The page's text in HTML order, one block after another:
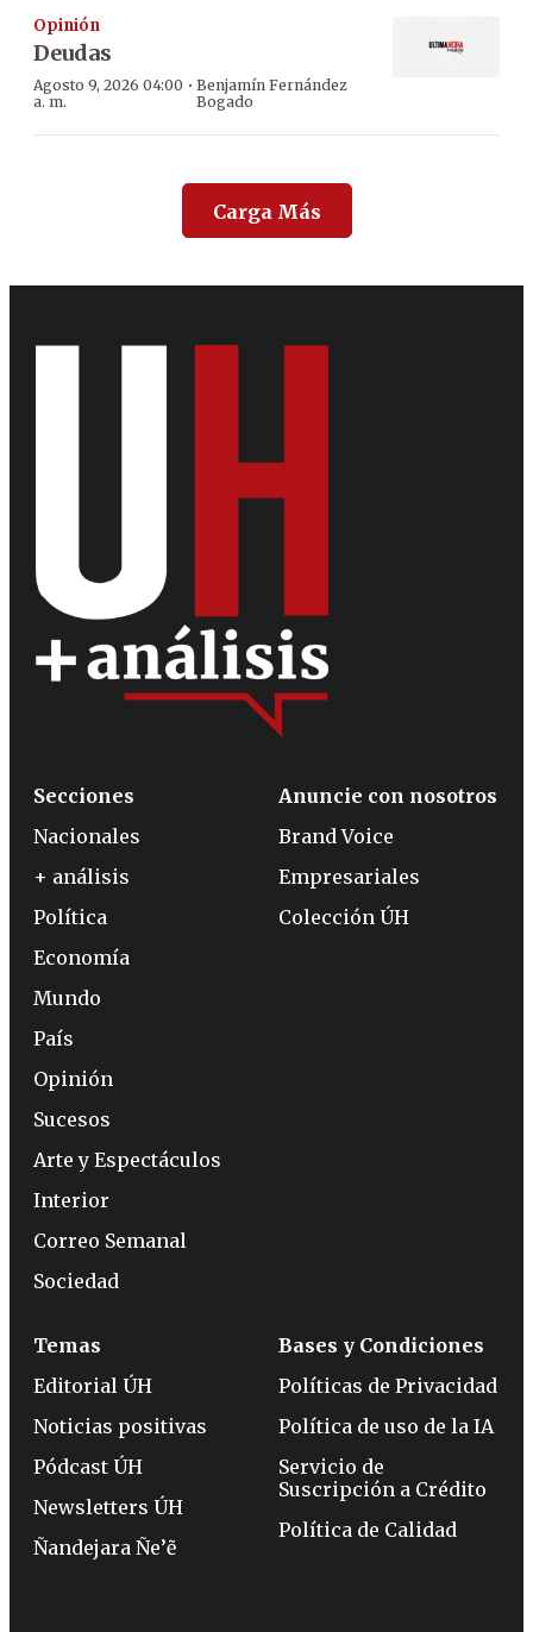
Opinión
Deudas
Agosto 9, 2026 04:00
a. m.
·Benjamín Fernández
Bogado
Carga Más
Secciones
Nacionales
+ análisis
Política
Economía
Mundo
País
Opinión
Sucesos
Arte y Espectáculos
Interior
Correo Semanal
Sociedad
Anuncie con nosotros
Brand Voice
Empresariales
Colección ÚH
Temas
Editorial ÚH
Noticias positivas
Pódcast ÚH
Newsletters ÚH
Ñandejara Ñe’ẽ
Bases y Condiciones
Políticas de Privacidad
Política de uso de la IA
Servicio de
Suscripción a Crédito
Política de Calidad